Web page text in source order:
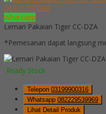
QUICK ORDER
Whatsapp
Lemari Pakaian Tiger CC-DZA
*Pemesanan dapat langsung
Ready Stock
Telepon 03199900316
Whatsapp 082229539969
Lihat Detail Produk